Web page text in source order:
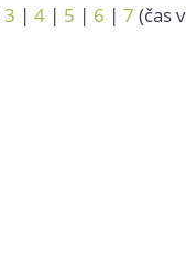
3 | 4 | 5 | 6 | 7 (čas